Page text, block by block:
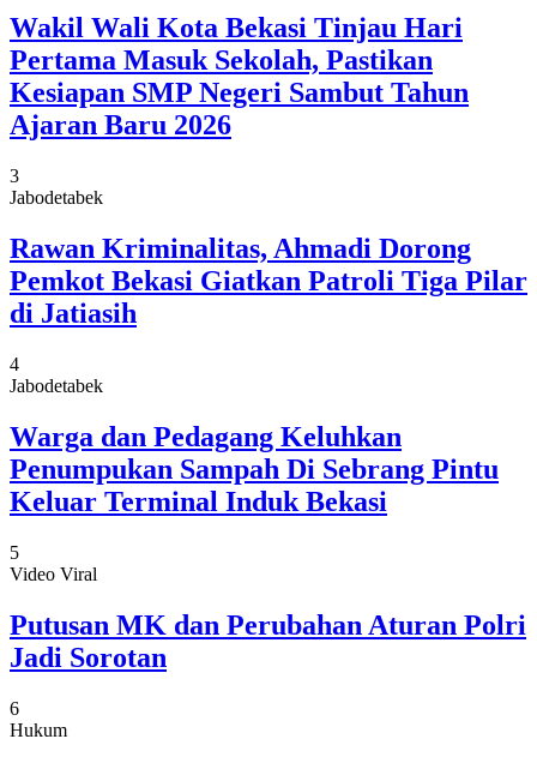
Wakil Wali Kota Bekasi Tinjau Hari
Pertama Masuk Sekolah, Pastikan
Kesiapan SMP Negeri Sambut Tahun
Ajaran Baru 2026
3
Jabodetabek
Rawan Kriminalitas, Ahmadi Dorong
Pemkot Bekasi Giatkan Patroli Tiga Pilar
di Jatiasih
4
Jabodetabek
Warga dan Pedagang Keluhkan
Penumpukan Sampah Di Sebrang Pintu
Keluar Terminal Induk Bekasi
5
Video Viral
Putusan MK dan Perubahan Aturan Polri
Jadi Sorotan
6
Hukum